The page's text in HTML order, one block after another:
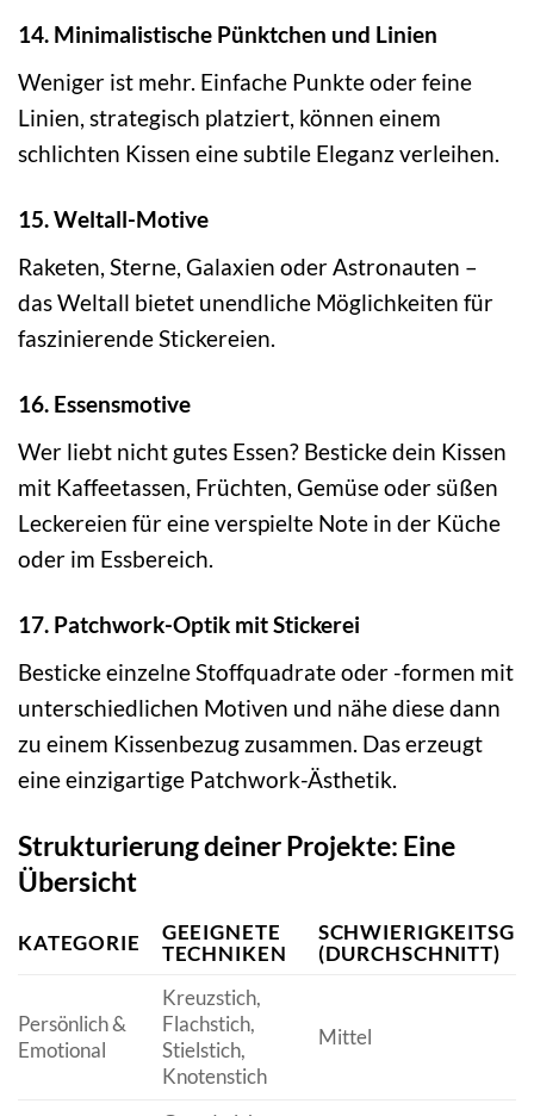
14. Minimalistische Pünktchen und Linien
Weniger ist mehr. Einfache Punkte oder feine
Linien, strategisch platziert, können einem
schlichten Kissen eine subtile Eleganz verleihen.
15. Weltall-Motive
Raketen, Sterne, Galaxien oder Astronauten –
das Weltall bietet unendliche Möglichkeiten für
faszinierende Stickereien.
16. Essensmotive
Wer liebt nicht gutes Essen? Besticke dein Kissen
mit Kaffeetassen, Früchten, Gemüse oder süßen
Leckereien für eine verspielte Note in der Küche
oder im Essbereich.
17. Patchwork-Optik mit Stickerei
Besticke einzelne Stoffquadrate oder -formen mit
unterschiedlichen Motiven und nähe diese dann
zu einem Kissenbezug zusammen. Das erzeugt
eine einzigartige Patchwork-Ästhetik.
Strukturierung deiner Projekte: Eine
Übersicht
KATEGORIE
GEEIGNETE
TECHNIKEN
(DURCHSCHNITT)
Persönlich &
Emotional
Kreuzstich,
Flachstich,
Stielstich,
Knotenstich
Mittel